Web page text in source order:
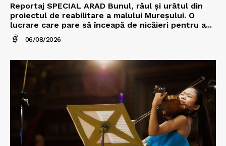
Reportaj SPECIAL ARAD Bunul, răul și urâtul din
proiectul de reabilitare a malului Mureșului. O
lucrare care pare să înceapă de nicăieri pentru a...
06/08/2026